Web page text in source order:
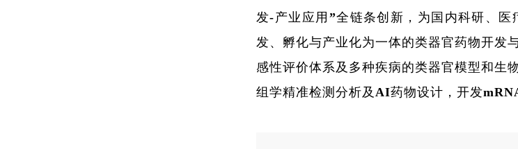
发-产业应用”全链条创新，为国内科研、
发、孵化与产业化为一体的类器官药物开发
感性评价体系及多种疾病的类器官模型和生
组学精准检测分析及AI药物设计，开发